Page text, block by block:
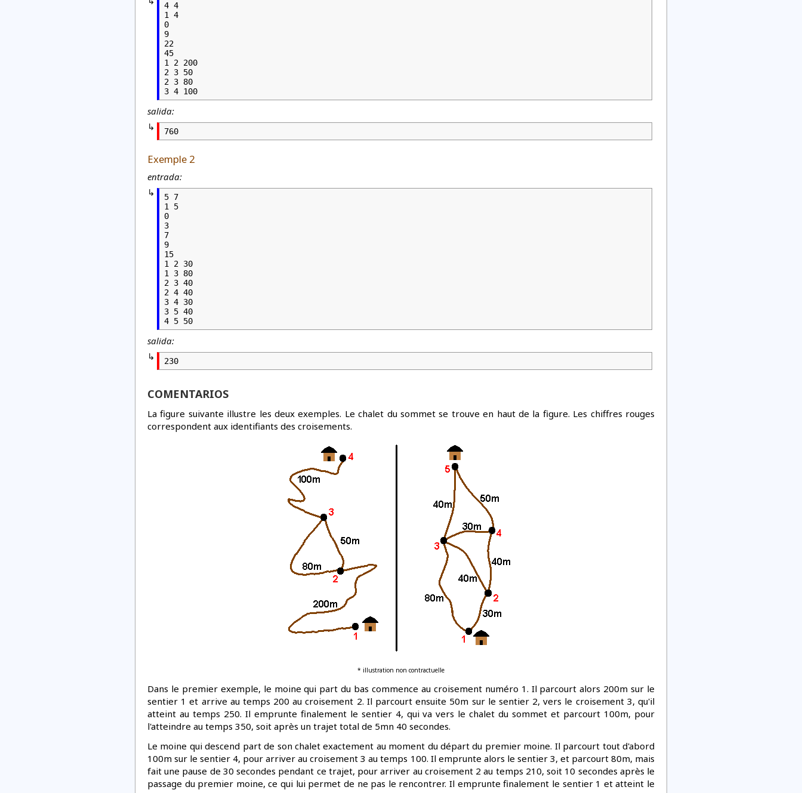
4 4
1 4
0
9
22
45
1 2 200
2 3 50
2 3 80
3 4 100
salida:
760
Exemple 2
entrada:
5 7
1 5
0
3
7
9
15
1 2 30
1 3 80
2 3 40
2 4 40
3 4 30
3 5 40
4 5 50
salida:
230
COMENTARIOS
La figure suivante illustre les deux exemples. Le chalet du sommet se trouve en haut de la figure. Les chiffres rouges
correspondent aux identifiants des croisements.
* illustration non contractuelle
Dans le premier exemple, le moine qui part du bas commence au croisement numéro 1. Il parcourt alors 200m sur le
sentier 1 et arrive au temps 200 au croisement 2. Il parcourt ensuite 50m sur le sentier 2, vers le croisement 3, qu'il
atteint au temps 250. Il emprunte finalement le sentier 4, qui va vers le chalet du sommet et parcourt 100m, pour
l'atteindre au temps 350, soit après un trajet total de 5mn 40 secondes.
Le moine qui descend part de son chalet exactement au moment du départ du premier moine. Il parcourt tout d'abord
100m sur le sentier 4, pour arriver au croisement 3 au temps 100. Il emprunte alors le sentier 3, et parcourt 80m, mais
fait une pause de 30 secondes pendant ce trajet, pour arriver au croisement 2 au temps 210, soit 10 secondes après le
passage du premier moine, ce qui lui permet de ne pas le rencontrer. Il emprunte finalement le sentier 1 et atteint le